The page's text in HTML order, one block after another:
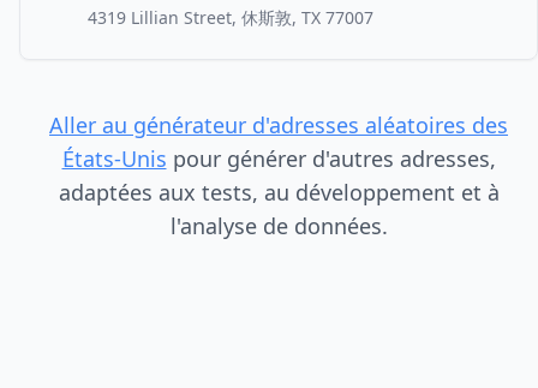
4319 Lillian Street, 休斯敦, TX 77007
Aller au générateur d'adresses aléatoires des
États-Unis pour générer d'autres adresses,
adaptées aux tests, au développement et à
l'analyse de données.